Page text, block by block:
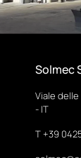
Solmec
Viale
- IT
T +39